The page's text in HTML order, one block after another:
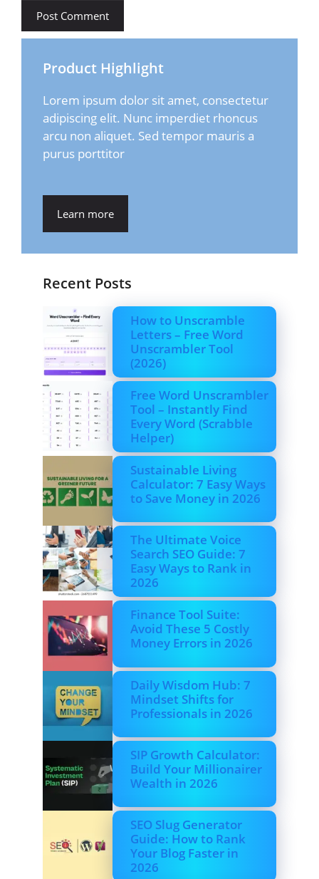
Product Highlight
Lorem ipsum dolor sit amet, consectetur
adipiscing elit. Nunc imperdiet rhoncus
arcu non aliquet. Sed tempor mauris a
purus porttitor
Learn more
Recent Posts
How to Unscramble
Letters – Free Word
Unscrambler Tool
(2026)
Free Word Unscrambler
Tool – Instantly Find
Every Word (Scrabble
Helper)
Sustainable Living
Calculator: 7 Easy Ways
to Save Money in 2026
The Ultimate Voice
Search SEO Guide: 7
Easy Ways to Rank in
2026
Finance Tool Suite:
Avoid These 5 Costly
Money Errors in 2026
Daily Wisdom Hub: 7
Mindset Shifts for
Professionals in 2026
SIP Growth Calculator:
Build Your Millionairer
Wealth in 2026
SEO Slug Generator
Guide: How to Rank
Your Blog Faster in
2026